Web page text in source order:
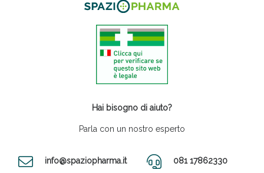
Hai bisogno di aiuto?
Parla con un nostro esperto
info@spaziopharma.it 081 17862330